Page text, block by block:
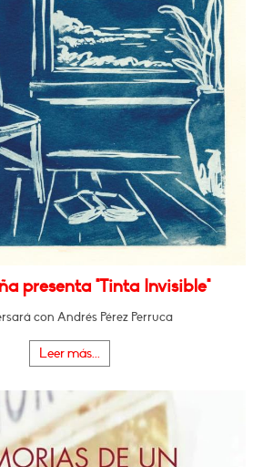
presenta "Tinta Invisible"
con Andrés Pérez Perruca
Leer más...